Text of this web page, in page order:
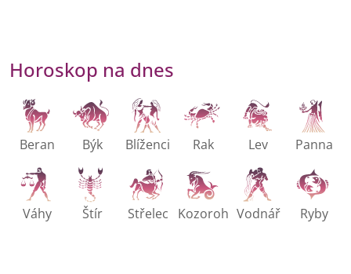
Horoskop na dnes
Beran Býk Blíženci Rak Lev Panna
Váhy Štír Střelec Kozoroh Vodnář Ryby